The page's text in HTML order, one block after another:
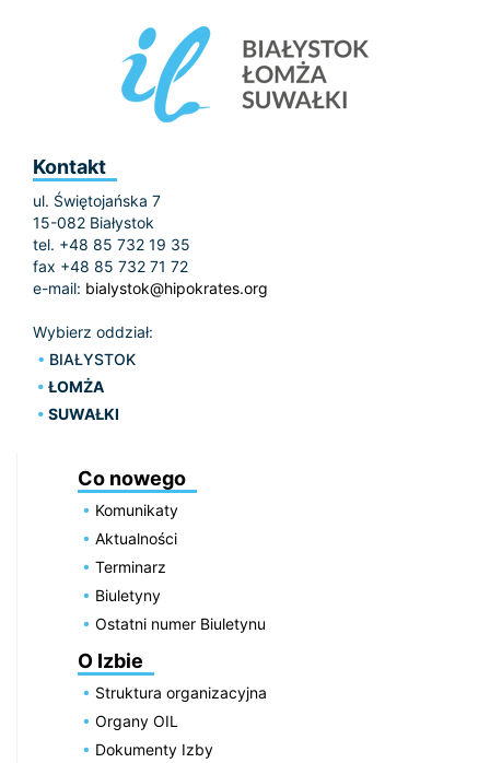
Kontakt
ul. Świętojańska 7
15-082 Białystok
tel. +48 85 732 19 35
fax +48 85 732 71 72
e-mail: bialystok@hipokrates.org
Wybierz oddział:
BIAŁYSTOK
ŁOMŻA
SUWAŁKI
Co nowego
Komunikaty
Aktualności
Terminarz
Biuletyny
Ostatni numer Biuletynu
O Izbie
Struktura organizacyjna
Organy OIL
Dokumenty Izby